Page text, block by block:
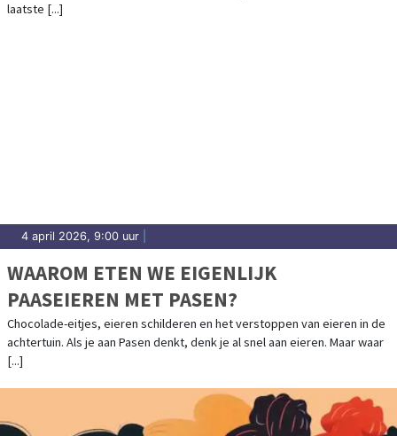
laatste [...]
4 april 2026, 9:00 uur
WAAROM ETEN WE EIGENLIJK
PAASEIEREN MET PASEN?
Chocolade-eitjes, eieren schilderen en het verstoppen van eieren in de
achtertuin. Als je aan Pasen denkt, denk je al snel aan eieren. Maar waar
[...]